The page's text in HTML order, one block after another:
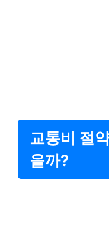
교통비 절
을까?